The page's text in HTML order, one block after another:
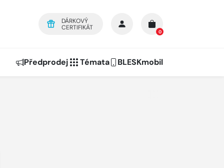
DÁRKOVÝ
CERTIFIKÁT
0
Předprodej Témata BLESKmobil